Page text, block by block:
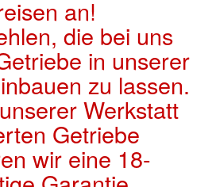
an!
die bei uns
in unserer
zu lassen.
Werkstatt
Getriebe
wir eine 18-